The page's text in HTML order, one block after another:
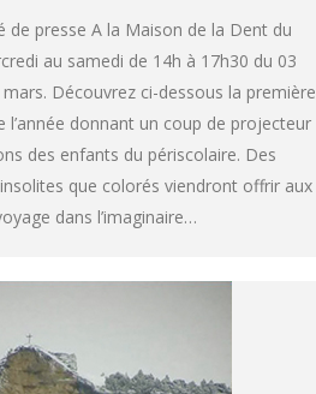
de presse A la Maison de la Dent du
au samedi de 14h à 17h30 du 03
Découvrez ci-dessous la première
l’année donnant un coup de projecteur
des enfants du périscolaire. Des
que colorés viendront offrir aux
dans l’imaginaire…